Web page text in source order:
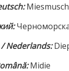
Nederlands:
Midie